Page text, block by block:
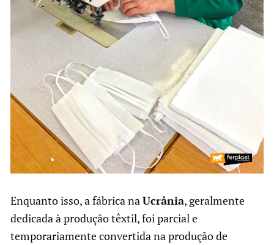
Enquanto isso, a fábrica naUcrânia, geralmente
dedicada à produção têxtil, foi parcial e
temporariamente convertida na produção de